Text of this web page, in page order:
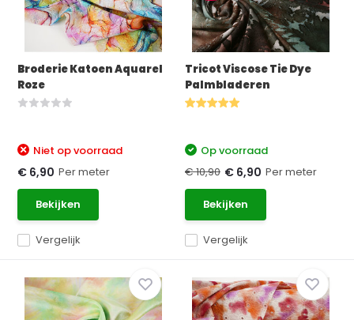
Broderie Katoen Aquarel
Roze
Vergelijk
Niet op voorraad
€ 6,90 Per meter
Bekijken
Tricot Viscose Tie Dye
Palmbladeren
Vergelijk
Op voorraad
€ 10,90 € 6,90 Per meter
Bekijken